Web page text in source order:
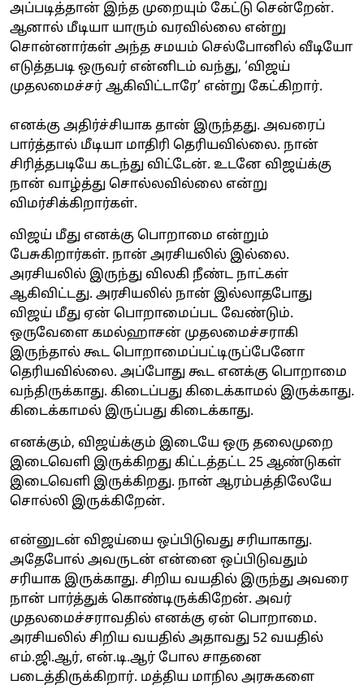
அப்படித்தான் இந்த முறையும் கேட்டு சென்றேன்.
ஆனால் மீடியா யாரும் வரவில்லை என்று
சொன்னார்கள் அந்த சமயம் செல்போனில் வீடியோ
எடுத்தபடி ஒருவர் என்னிடம் வந்து, ‘விஜய்
முதலமைச்சர் ஆகிவிட்டாரே’ என்று கேட்கிறார்.
எனக்கு அதிர்ச்சியாக தான் இருந்தது. அவரைப்
பார்த்தால் மீடியா மாதிரி தெரியவில்லை. நான்
சிரித்தபடியே கடந்து விட்டேன். உடனே விஜய்க்கு
நான் வாழ்த்து சொல்லவில்லை என்று
விமர்சிக்கிறார்கள்.
விஜய் மீது எனக்கு பொறாமை என்றும்
பேசுகிறார்கள். நான் அரசியலில் இல்லை.
அரசியலில் இருந்து விலகி நீண்ட நாட்கள்
ஆகிவிட்டது. அரசியலில் நான் இல்லாதபோது
விஜய் மீது ஏன் பொறாமைப்பட வேண்டும்.
ஒருவேளை கமல்ஹாசன் முதலமைச்சராகி
இருந்தால் கூட பொறாமைப்பட்டிருப்பேனோ
தெரியவில்லை. அப்போது கூட எனக்கு பொறாமை
வந்திருக்காது. கிடைப்பது கிடைக்காமல் இருக்காது.
கிடைக்காமல் இருப்பது கிடைக்காது.
எனக்கும், விஜய்க்கும் இடையே ஒரு தலைமுறை
இடைவெளி இருக்கிறது கிட்டத்தட்ட 25 ஆண்டுகள்
இடைவெளி இருக்கிறது. நான் ஆரம்பத்திலேயே
சொல்லி இருக்கிறேன்.
என்னுடன் விஜய்யை ஒப்பிடுவது சரியாகாது.
அதேபோல் அவருடன் என்னை ஒப்பிடுவதும்
சரியாக இருக்காது. சிறிய வயதில் இருந்து அவரை
நான் பார்த்துக் கொண்டிருக்கிறேன். அவர்
முதலமைச்சராவதில் எனக்கு ஏன் பொறாமை.
அரசியலில் சிறிய வயதில் அதாவது 52 வயதில்
எம்.ஜி.ஆர், என்.டி.ஆர் போல சாதனை
படைத்திருக்கிறார். மத்திய மாநில அரசுகளை